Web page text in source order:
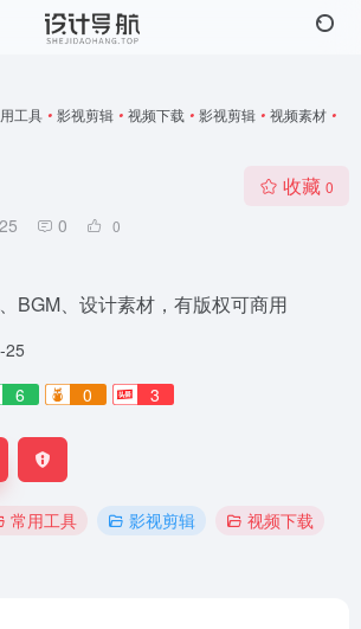
工具 • 影视剪辑 • 视频下载 • 影视剪辑 • 视频素材 •
0 0
收藏 0
BGM、设计素材，有版权可商用
25
6 0 3
常用工具 影视剪辑
视频下载